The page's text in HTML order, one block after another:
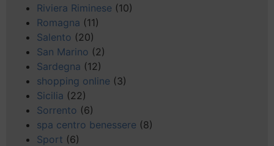
Riviera Riminese (10)
Romagna (11)
Salento (20)
San Marino (2)
Sardegna (12)
shopping online (3)
Sicilia (22)
Sorrento (6)
spa centro benessere (8)
Sport (6)